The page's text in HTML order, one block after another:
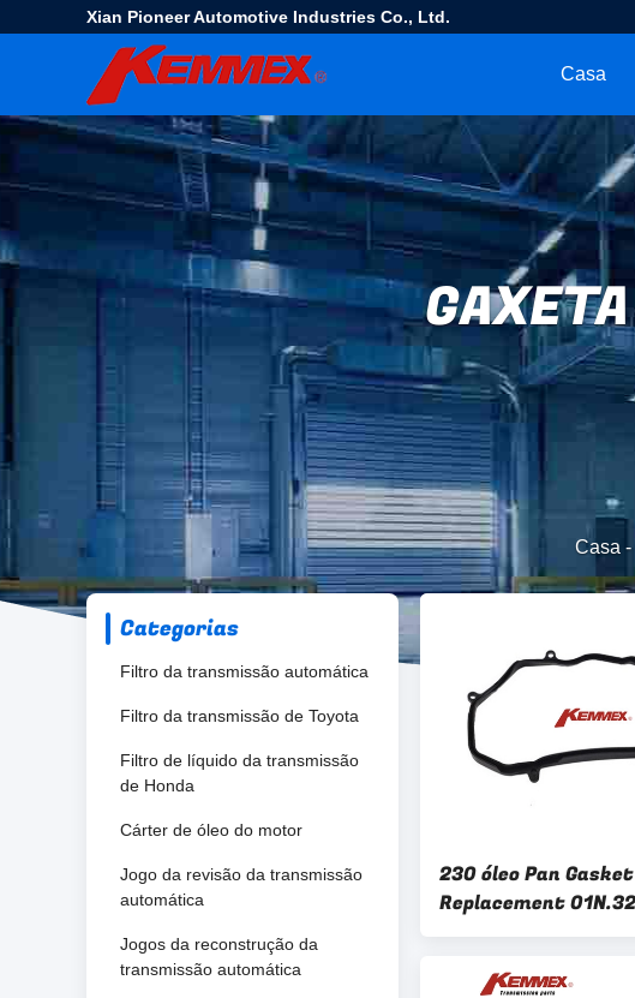
Xian Pioneer Automotive Industries Co., Ltd.
Casa
Casa -
Categorias
Filtro da transmissão automática
Filtro da transmissão de Toyota
Filtro de líquido da transmissão
de Honda
Cárter de óleo do motor
Jogo da revisão da transmissão
automática
Jogos da reconstrução da
transmissão automática
230 óleo Pan Gasket
Replacement
01N321371 da